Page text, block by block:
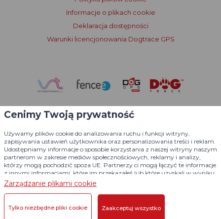
Informacje o plikach cookie
Deklaracja dostępności
Warunki licencjonowania Dogtrace GPS
Projekt graficznyKošnarDesign.czi system redakcyjny
Cenimy Twoją prywatność
Używamy plików cookie do analizowania ruchu i funkcji witryny,
zapisywania ustawień użytkownika oraz personalizowania treści i reklam.
Udostępniamy informacje o sposobie korzystania z naszej witryny naszym
partnerom w zakresie mediów społecznościowych, reklamy i analizy,
którzy mogą pochodzić spoza UE. Partnerzy ci mogą łączyć te informacje
z innymi informacjami, które im przekazałeś lub które uzyskali w wyniku
korzystania z ich usług. Szczegółowe informacje
Zarządzanie plikami cookie
Tylko niezbędne pliki cookie Zaakceptuj wszystko